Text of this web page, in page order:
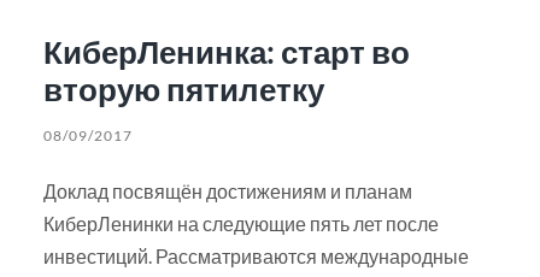
КиберЛенинка: старт во
вторую пятилетку
08/09/2017
Доклад посвящён достижениям и планам
КиберЛенинки на следующие пять лет после
инвестиций. Рассматриваются международные